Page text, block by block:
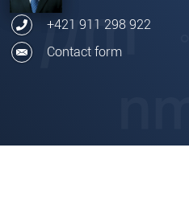
+421 911 298 922
Contact form